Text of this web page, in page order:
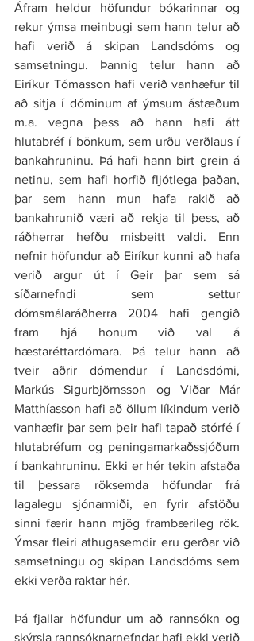
Áfram heldur höfundur bókarinnar og
rekur ýmsa meinbugi sem hann telur að
hafi verið á skipan Landsdóms og
samsetningu. Þannig telur hann að
Eiríkur Tómasson hafi verið vanhæfur til
að sitja í dóminum af ýmsum ástæðum
m.a. vegna þess að hann hafi átt
hlutabréf í bönkum, sem urðu verðlaus í
bankahruninu. Þá hafi hann birt grein á
netinu, sem hafi horfið fljótlega þaðan,
þar sem hann mun hafa rakið að
bankahrunið væri að rekja til þess, að
ráðherrar hefðu misbeitt valdi. Enn
nefnir höfundur að Eiríkur kunni að hafa
verið argur út í Geir þar sem sá
síðarnefndi sem settur
dómsmálaráðherra 2004 hafi gengið
fram hjá honum við val á
hæstaréttardómara. Þá telur hann að
tveir aðrir dómendur í Landsdómi,
Markús Sigurbjörnsson og Viðar Már
Matthíasson hafi að öllum líkindum verið
vanhæfir þar sem þeir hafi tapað stórfé í
hlutabréfum og peningamarkaðssjóðum
í bankahruninu. Ekki er hér tekin afstaða
til þessara röksemda höfundar frá
lagalegu sjónarmiði, en fyrir afstöðu
sinni færir hann mjög frambærileg rök.
Ýmsar fleiri athugasemdir eru gerðar við
samsetningu og skipan Landsdóms sem
ekki verða raktar hér.
Þá fjallar höfundur um að rannsókn og
skýrsla rannsóknarnefndar hafi ekki verið